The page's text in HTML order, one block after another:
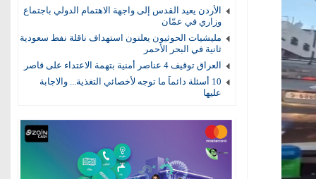
الأردن يعيد القدس إلى واجهة الاهتمام الدولي باجتماع
وزاري في عمّان
مليشيات الحوثيون يعلنون استهداف ناقلة نفط سعودية
ثانية في البحر الأحمر
العراق توقيف 4 عناصر أمنية بتهمة الاعتداء على قاصر
10 أسئلة دائماً ما توجه لأخصائي التغذية... والاجابة
عليها